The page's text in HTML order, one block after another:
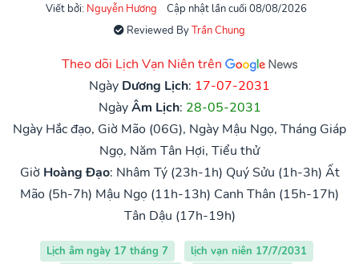
Viết bởi: Nguyễn Hương
Cập nhật lần cuối 08/08/2026
Reviewed ByTrần Chung
Theo dõi Lịch Vạn Niên trên
Ngày Dương Lịch: 17-07-2031
NgàyÂm Lịch: 28-05-2031
Ngày Hắc đạo, Giờ Mão (06G), Ngày Mậu Ngọ, Tháng Giáp
Ngọ, Năm Tân Hợi, Tiểu thử
Giờ Hoàng Đạo: Nhâm Tý (23h-1h) Quý Sửu (1h-3h) Ất
Mão (5h-7h) Mậu Ngọ (11h-13h) Canh Thân (15h-17h)
Tân Dậu (17h-19h)
Lịch âm ngày 17 tháng 7
lịch vạn niên 17/7/2031